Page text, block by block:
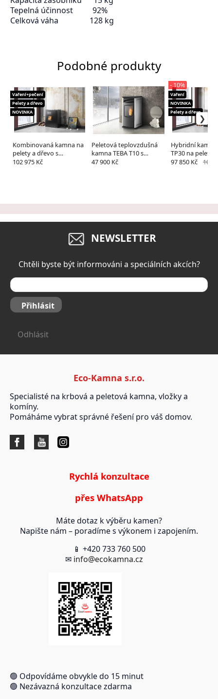
Tepelná účinnost 92%
Celková váha 128 kg
Podobné produkty
Kombinovaná kamna na
pelety a dřevo s
výměníkem TEBA TP 30F
Vaření+pečení
Pelety a dřevo
NOVINKA
102 975 Kč
Peletová teplovzdušná
kamna TEBA T10 s
výkonem 10kw
47 900 Kč
Hybridní kamna
TP30 na pelety
teplovodním
Vaření
NOVINKA
Pelety a dřevo
- 10%
97 850 Kč 108
NEWSLETTER
Chtěli byste být informováni a speciálních akcích?
Přihlásit
Odhlásit
Eco-Kamna s.r.o.
Specialisté na krbová a peletová kamna, vložky a
komíny.
Pomáháme vybrat správné řešení pro váš domov.
Rychlá konzultace
přes WhatsApp
Máte dotaz k výběru kamen?
Napište nám – poradíme s výkonem i zapojením.
📱 +420 733 760 500
✉ info@ecokamna.cz
🟢 Odpovídáme obvykle do 15 minut
🟢 Nezávazná konzultace zdarma